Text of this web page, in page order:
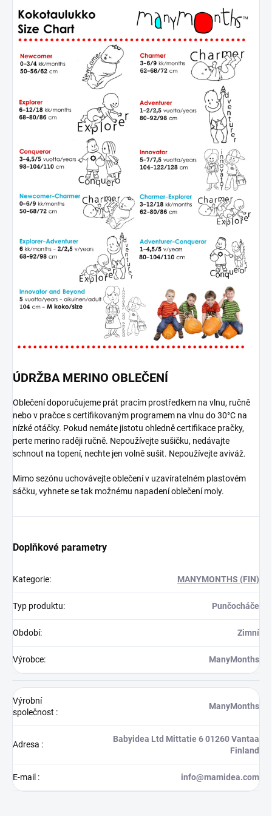
ÚDRŽBA MERINO OBLEČENÍ
Oblečení doporučujeme prát pracím prostředkem na vlnu, ručně
nebo v pračce s certifikovaným programem na vlnu do 30°C na
nízké otáčky. Pokud nemáte jistotu ohledně certifikace pračky,
perte merino raději ručně. Nepoužívejte sušičku, nedávajte
schnout na topení, nechte jen volně sušit. Nepoužívejte aviváž.
Mimo sezónu uchovávejte oblečení v uzavíratelném plastovém
sáčku, vyhnete se tak možnému napadení oblečení moly.
Doplňkové parametry
Kategorie: MANYMONTHS (FIN)
Typ produktu: Punčocháče
Období: Zimní
Výrobce: ManyMonths
Výrobní
společnost :
ManyMonths
Adresa :
Babyidea Ltd Mittatie 6 01260 Vantaa
Finland
E-mail : info@mamidea.com